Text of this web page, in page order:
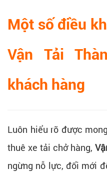
Một số điều
Vận Tải
khách hàng
Luôn hiểu rõ được
thuê xe tải chở hàng,
ngừng nỗ lực, đổi mới